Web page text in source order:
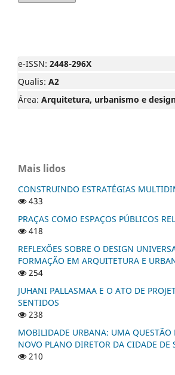
e-ISSN: 2448-296X
Qualis: A2
Área: Arquitetura, urbanismo e
Mais lidos
CONSTRUINDO ESTRATÉGIAS
433
PRAÇAS COMO ESPAÇOS PÚBLICOS
418
REFLEXÕES SOBRE O DESIGN
FORMAÇÃO EM ARQUITETURA E
254
JUHANI PALLASMAA E O ATO DE
SENTIDOS
238
MOBILIDADE URBANA: UMA QUESTÃO
NOVO PLANO DIRETOR DA CIDADE DE
210